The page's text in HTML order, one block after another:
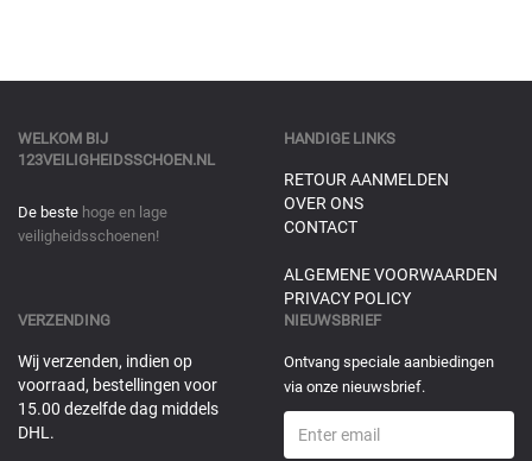
WELKOM BIJ
123VEILIGHEIDSSCHOEN.NL
De beste hoge en lage
veiligheidsschoenen!
HANDIGE LINKS
RETOUR AANMELDEN
OVER ONS
CONTACT
ALGEMENE VOORWAARDEN
PRIVACY POLICY
VERZENDING
Wij verzenden, indien op
voorraad, bestellingen voor
15.00 dezelfde dag middels
DHL.
NIEUWSBRIEF
Ontvang speciale aanbiedingen
via onze nieuwsbrief.